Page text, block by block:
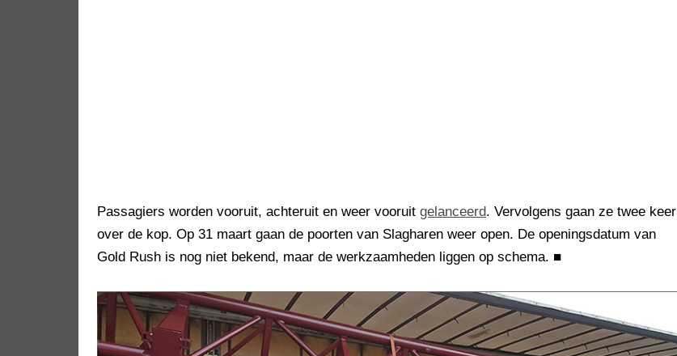
Passagiers worden vooruit, achteruit en weer vooruit gelanceerd. Vervolgens gaan ze twee keer
over de kop. Op 31 maart gaan de poorten van Slagharen weer open. De openingsdatum van
Gold Rush is nog niet bekend, maar de werkzaamheden liggen op schema. ■